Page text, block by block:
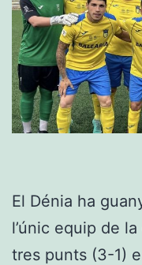
El Dénia ha
l’únic equip de
tres punts (3-1)